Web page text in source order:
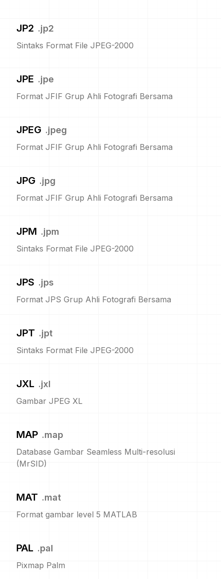
JP2 .jp2
Sintaks Format File JPEG-2000
JPE .jpe
Format JFIF Grup Ahli Fotografi Bersama
JPEG .jpeg
Format JFIF Grup Ahli Fotografi Bersama
JPG .jpg
Format JFIF Grup Ahli Fotografi Bersama
JPM .jpm
Sintaks Format File JPEG-2000
JPS .jps
Format JPS Grup Ahli Fotografi Bersama
JPT .jpt
Sintaks Format File JPEG-2000
JXL .jxl
Gambar JPEG XL
MAP .map
Database Gambar Seamless Multi-resolusi
(MrSID)
MAT .mat
Format gambar level 5 MATLAB
PAL .pal
Pixmap Palm